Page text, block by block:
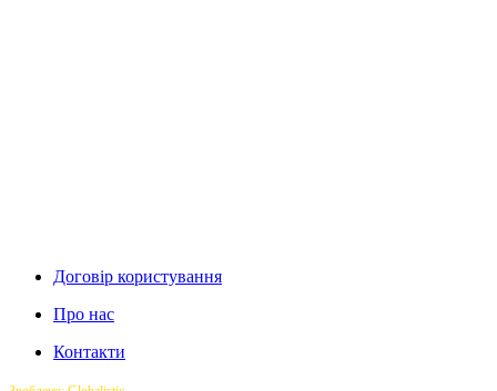
Договір користування
Про нас
Контакти